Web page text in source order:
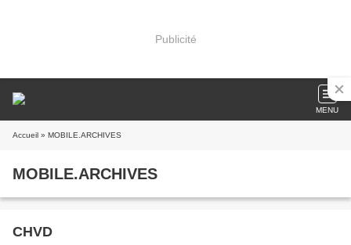
Publicité
MENU
Accueil » MOBILE.ARCHIVES
MOBILE.ARCHIVES
CHVD